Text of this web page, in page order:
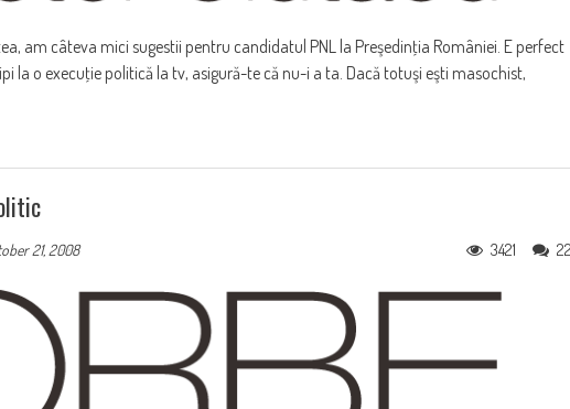
am câteva mici sugestii pentru candidatul PNL la Preşedinţia României. E perfect
la o execuţie politică la tv, asigură-te că nu-i a ta. Dacă totuşi eşti masochist,
21, 2008 3421